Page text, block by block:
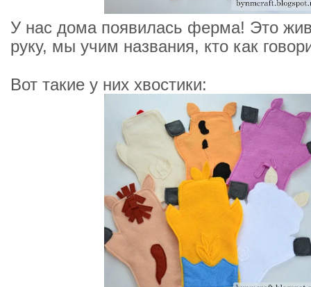
У нас дома появилась ферма! Это
руку, мы учим названия, кто как
Вот такие у них хвостики: